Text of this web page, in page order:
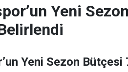
Yeni
Yeni Sezon